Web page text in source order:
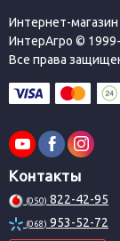
Интернет-
ИнтерАгро ©
Все права
Контакты
(050) 822-42-95
(068) 953-52-72